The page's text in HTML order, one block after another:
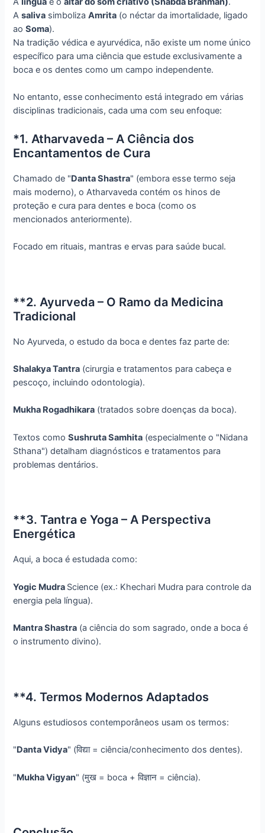
Asaliva simbolizaAmrita (o néctar da imortalidade, ligado
aoSoma).
Na tradição védica e ayurvédica, não existe um nome único
específico para uma ciência que estude exclusivamente a
boca e os dentes como um campo independente.
No entanto, esse conhecimento está integrado em várias
disciplinas tradicionais, cada uma com seu enfoque:
*1. Atharvaveda – A Ciência dos
Encantamentos de Cura
Chamado de "Danta Shastra" (embora esse termo seja
mais moderno), o Atharvaveda contém os hinos de
proteção e cura para dentes e boca (como os
mencionados anteriormente).
Focado em rituais, mantras e ervas para saúde bucal.
**2. Ayurveda – O Ramo da Medicina
Tradicional
No Ayurveda, o estudo da boca e dentes faz parte de:
Shalakya Tantra (cirurgia e tratamentos para cabeça e
pescoço, incluindo odontologia).
Mukha Rogadhikara (tratados sobre doenças da boca).
Textos comoSushruta Samhita (especialmente o "Nidana
Sthana") detalham diagnósticos e tratamentos para
problemas dentários.
**3. Tantra e Yoga – A Perspectiva
Energética
Aqui, a boca é estudada como:
Yogic Mudra Science (ex.: Khechari Mudra para controle da
energia pela língua).
Mantra Shastra (a ciência do som sagrado, onde a boca é
o instrumento divino).
**4. Termos Modernos Adaptados
Alguns estudiosos contemporâneos usam os termos:
"Danta Vidya" (विद्या = ciência/conhecimento dos dentes).
"Mukha Vigyan" (मुख = boca + विज्ञान = ciência).